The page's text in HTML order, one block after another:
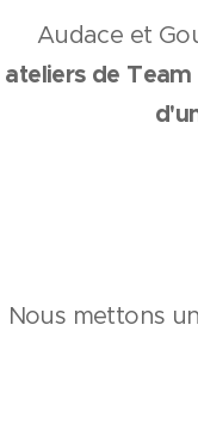
Audace et
ateliers de
Nous mettons